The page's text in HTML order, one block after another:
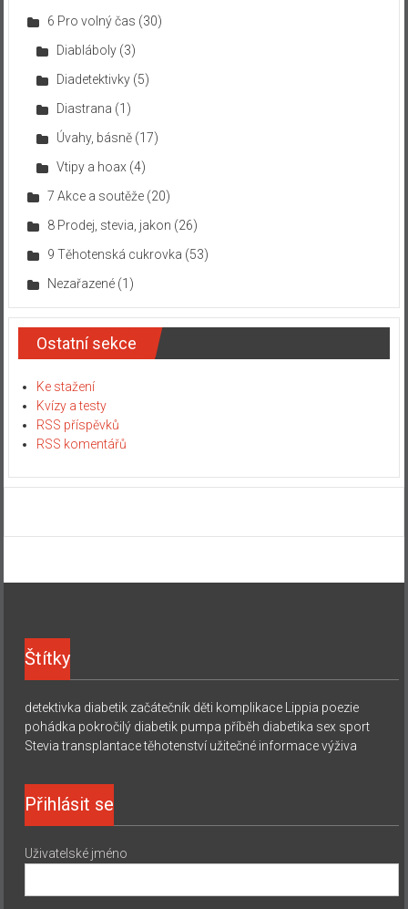
6 Pro volný čas (30)
Diabláboly(3)
Diadetektivky(5)
Diastrana (1)
Úvahy, básně(17)
Vtipy a hoax (4)
7 Akce a soutěže(20)
8 Prodej, stevia, jakon (26)
9 Těhotenská cukrovka (53)
Nezařazené(1)
Ostatní sekce
Ke stažení
Kvízy a testy
RSS příspěvků
RSS komentářů
Štítky
detektivka diabetik začátečník děti komplikace Lippia poezie
pohádka pokročilý diabetik pumpa příběh diabetika sex sport
Stevia transplantace těhotenství užitečné informace výživa
Přihlásit se
Uživatelské jméno